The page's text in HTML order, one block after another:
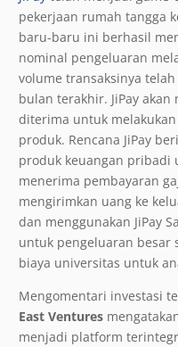
pekerjaan rumah tangga
baru-baru ini berhasil
nominal pengeluaran
volume transaksinya
bulan terakhir. JiPay
diterima untuk
produk. Rencana JiPay
produk keuangan pribadi
menerima pembayaran
mengirimkan uang ke
dan menggunakan JiPay
untuk pengeluaran
biaya universitas untuk
Mengomentari investasi
East Ventures
menjadi platform